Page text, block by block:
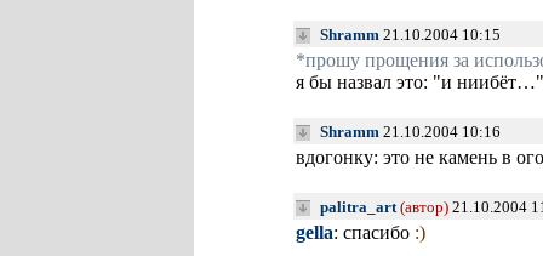
Shramm 21.10.2004 10:15
*прошу прощения за
я бы назвал это: "и ниибёт…"
Shramm 21.10.2004 10:16
вдогонку: это не камень в
palitra_art (автор) 21.10.2004
gella: спасибо :)